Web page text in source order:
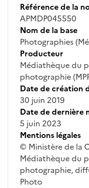
Référence de la
APMDP045550
Nom de la base
Photographies
Producteur
Médiathèque du
photographie
Date de création
30 juin 2019
Date de dernière
5 juin 2023
Mentions légales
© Ministère de la
Médiathèque du
photographie,
Photo